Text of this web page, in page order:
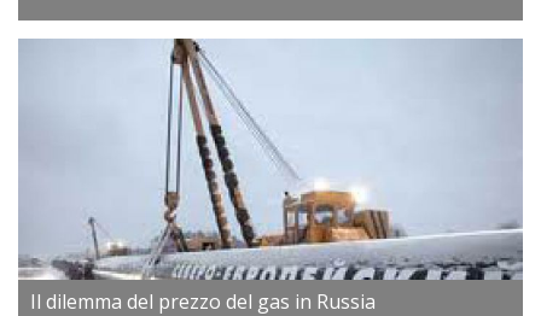
Il dilemma del prezzo del gas in Russia